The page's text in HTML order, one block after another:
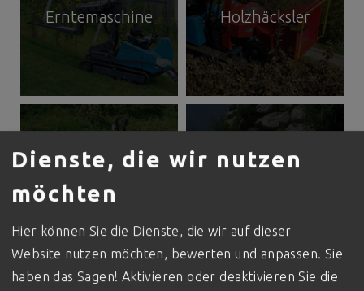
Erntemaschine Holzhäcksler
Erdbewegung
Dienste, die wir nutzen
möchten
Hier können Sie die Dienste, die wir auf dieser
Website nutzen möchten, bewerten und anpassen. Sie
haben das Sagen! Aktivieren oder deaktivieren Sie die